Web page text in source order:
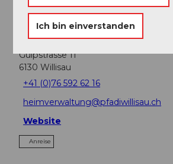
Kontaktdaten
Gulpstrasse 11
6130 Willisau
+41 (0)76 592 62 16
heimverwaltung@pfadiwillisau.ch
Website
Anreise
Ich bin einverstanden